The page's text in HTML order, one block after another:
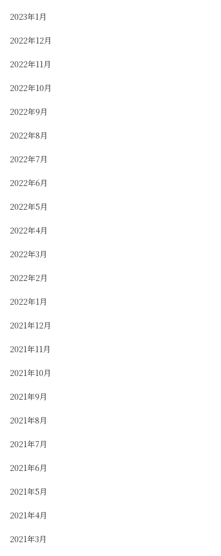
2023年1月
2022年12月
2022年11月
2022年10月
2022年9月
2022年8月
2022年7月
2022年6月
2022年5月
2022年4月
2022年3月
2022年2月
2022年1月
2021年12月
2021年11月
2021年10月
2021年9月
2021年8月
2021年7月
2021年6月
2021年5月
2021年4月
2021年3月